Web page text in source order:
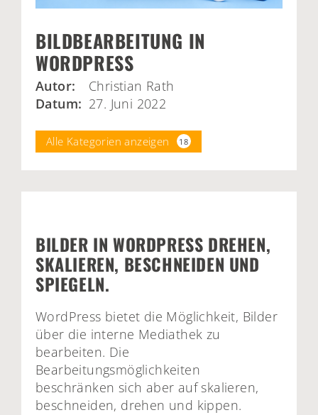
BILDBEARBEITUNG IN
WORDPRESS
Autor:
Christian Rath
Datum: 27. Juni 2022
Alle Kategorien anzeigen 18
BILDER IN WORDPRESS DREHEN,
SKALIEREN, BESCHNEIDEN UND
SPIEGELN.
WordPress bietet die Möglichkeit, Bilder
über die interne Mediathek zu
bearbeiten. Die
Bearbeitungsmöglichkeiten
beschränken sich aber auf skalieren,
beschneiden, drehen und kippen.